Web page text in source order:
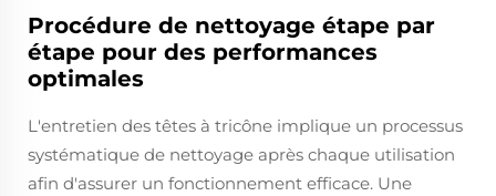
Procédure de nettoyage étape par
étape pour des performances
optimales
L'entretien des têtes à tricône implique un processus
systématique de nettoyage après chaque utilisation
afin d'assurer un fonctionnement efficace. Une